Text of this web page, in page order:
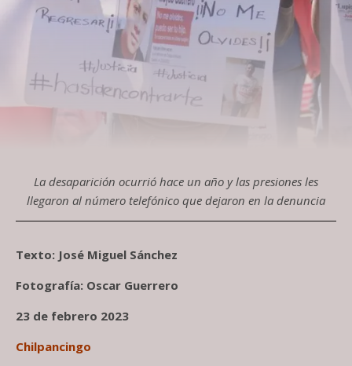
La desaparición ocurrió hace un año y las presiones les
llegaron al número telefónico que dejaron en la denuncia
Texto: José Miguel Sánchez
Fotografía: Oscar Guerrero
23 de febrero 2023
Chilpancingo